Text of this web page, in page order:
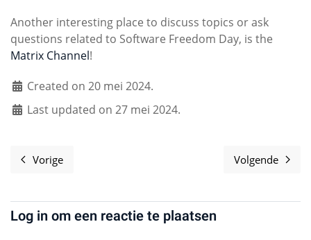
Another interesting place to discuss topics or ask
questions related to Software Freedom Day, is the
Matrix Channel!
Created on 20 mei 2024.
Last updated on 27 mei 2024.
Vorig artikel: Call for Teams 2024
Vorige Volgende
Volgende
Log in om een reactie te plaatsen